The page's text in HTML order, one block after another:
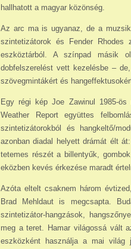
hallhatott a magyar közönség.
Az arc ma is ugyanaz, de a
szintetizátorok és Fender
eszköztárból. A színpad másik
dobfelszerelést vett kezelésbe –
szöveg­min­tákért és
Egy régi kép Joe Zawinul 1985-ös
Weather Report együttes
szintetizátorokból és hangkeltő/
azonban diadal helyett drámát élt
tetemes részét a billentyűk,
eközben kevés érkezése maradt
Azóta eltelt csaknem három
Brad Mehldaut is megcsapta.
szintetizátor-hangzások,
meg a teret. Hamar világossá vált
eszközként használja a mai világ